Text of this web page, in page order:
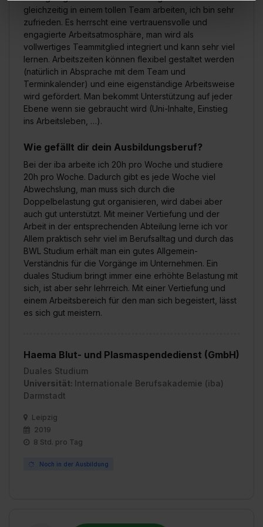
Verwendungszwecke (ausgenommen „Notwendig“) zu. .
In diesem Fall sowie bei der separaten Aktivierung von
„Social Media und Marketing“ bist du auch damit
einverstanden, dass dir nach Setzen der Cookies externe
Inhalte (z.B. Videos oder Posts) angezeigt und hierfür
erforderliche personenbezogene Daten an Social Media
Dienste, ggfs. mit Sitz in den USA, übermittelt werden.
Eine Erlaubnis hierfür kannst du auch später noch im
Einzelfall bei dem jeweiligen Inhalt erteilen. Willst du nur
Auswahl über die Checkboxen und klick auf „Auswahl
erlauben“. Die Einwilligung zur Platzierung von Cookies
der Kategorien „Präferenzen“, „Statistiken“ und „Social
Media und Marketing“ umfasst hierbei die Einwilligung
zur Übermittlung deiner Daten in die USA (Art. 49 Abs. 1
S. 1 lit. a) DS-GVO). Die USA verfügen über kein
angemessenes Datenschutzniveau (EuGH – Schrems
II). Du kannst die von dir erteilte Einwilligung jederzeit mit
Wirkung für die Zukunft ganz oder teilweise über unsere
Datenschutzerklärung unter dem Punkt „Datenschutz-
Einstellungen“ widerrufen. Weitere Informationen zu den
einzelnen Cookies findest du durch Klick auf „Details
zeigen“. Weitere Informationen:
gleichzeitig in einem tollen Team arbeiten, ich bin sehr
zufrieden. Es herrscht eine vertrauensvolle und
engagierte Arbeitsatmosphäre, man wird als
vollwertiges Teammitglied integriert und kann sehr viel
lernen. Arbeitszeiten können flexibel gestaltet werden
(natürlich in Absprache mit dem Team und
Terminkalender) und eine eigenständige Arbeitsweise
wird gefördert. Man bekommt Unterstützung auf jeder
Ebene wenn sie gebraucht wird (Uni-Inhalte, Einstieg
ins Arbeitsleben, …).
Wie gefällt dir dein Ausbildungsberuf?
Bei der iba arbeite ich 20h pro Woche und studiere
20h pro Woche. Dadurch gibt es jede Woche viel
Abwechslung, man muss sich durch die
Doppelbelastung gut organisieren, wird dabei aber
auch gut unterstützt. Mit meiner Vertiefung und der
Arbeit in der entsprechenden Abteilung lerne ich vor
Allem praktisch sehr viel im Berufsalltag und durch das
BWL Studium erhält man ein gutes Allgemein-
Verständnis für die Vorgänge im Unternehmen. Ein
duales Studium bringt immer eine erhöhte Belastung mit
sich, ist aber sehr lehrreich. Mit einer Vertiefung und
einem Arbeitsbereich für den man sich begeistert, lässt
es sich gut meistern.
Haema Blut- und Plasmaspendedienst (GmbH)
Duales Studium
Universität: Internationale Berufsakademie (iba)
Darmstadt
Leipzig
2019
8 Std. pro Tag
Noch in der Ausbildung